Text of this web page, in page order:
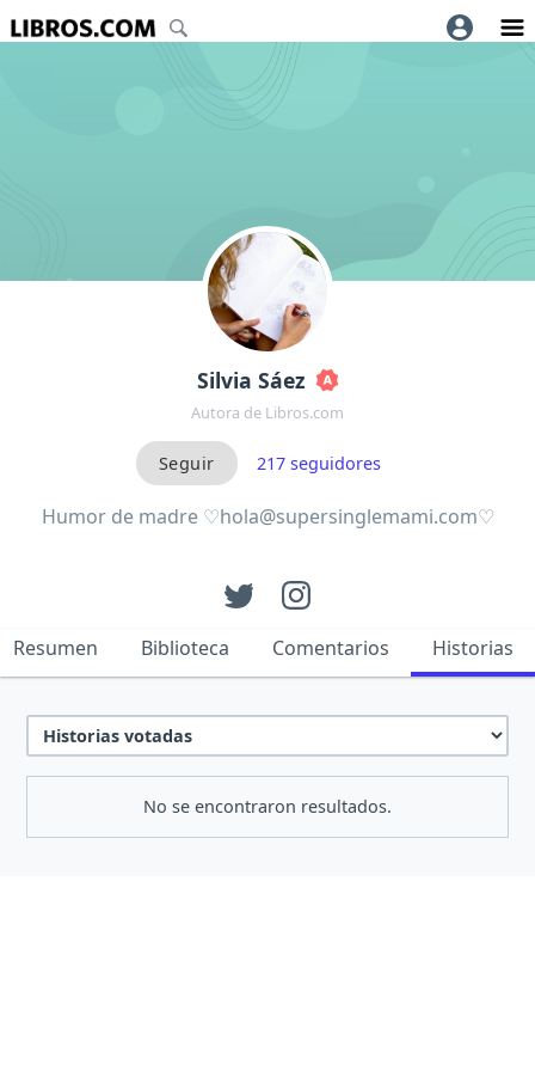
Silvia Sáez
Autora de Libros.com
217seguidores
Humor de madre ♡hola@supersinglemami.com♡
Resumen Biblioteca Comentarios Historias
No se encontraron resultados.